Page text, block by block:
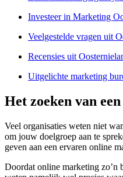
Investeer in Marketing
Veelgestelde vragen uit
Recensies uit
Uitgelichte marketing
Het zoeken van
Veel organisaties weten niet
om jouw doelgroep aan te
geven aan een ervaren online
Doordat online marketing zo’n